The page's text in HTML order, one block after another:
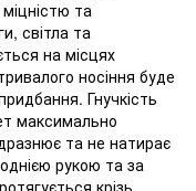
та
світла та
на місцях
носіння буде
Гнучкість
максимально
та не натирає
рукою та за
крізь